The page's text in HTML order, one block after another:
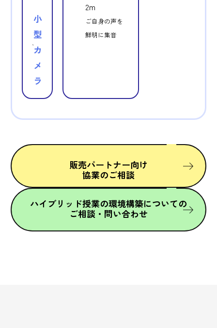
小
型
カ
メ
ラ
2m
ご自身の声を
鮮明に集音
販売パートナー向け
協業のご相談
ハイブリッド授業の環境構築についての
ご相談・問い合わせ